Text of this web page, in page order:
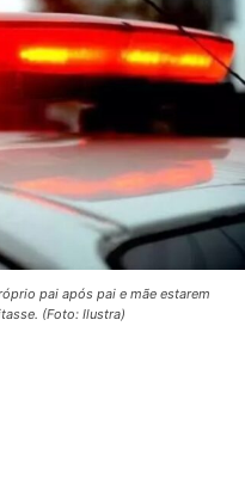
pai após pai e mãe estarem
(Foto: Ilustra)